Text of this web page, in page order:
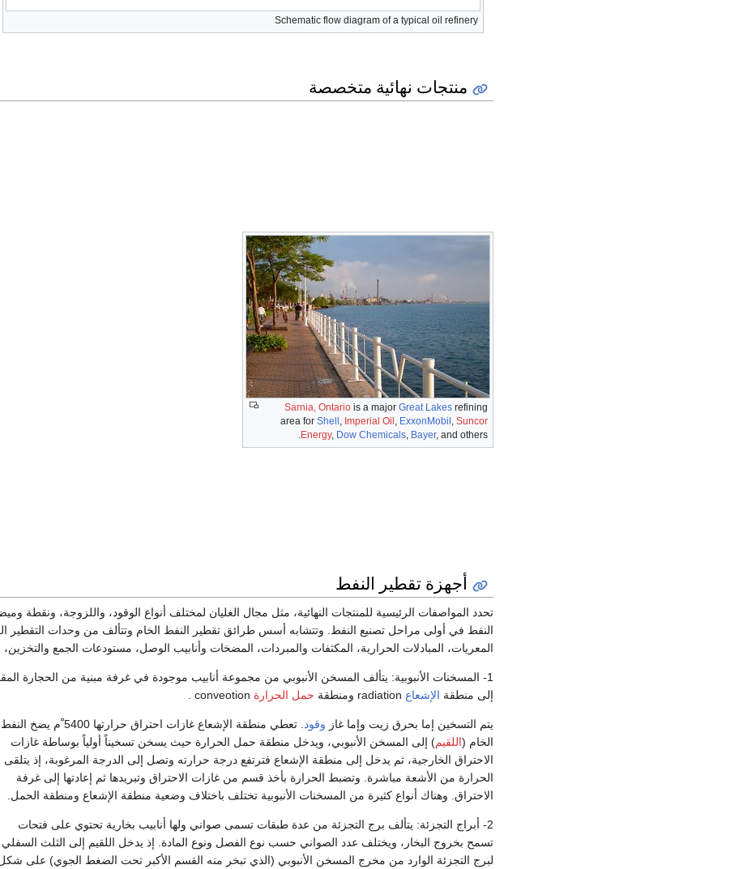
Schematic flow diagram of a typical oil refinery
منتجات نهائية متخصصة
Sarnia, Ontario is a major Great Lakes refining
area for Shell Imperial Oil ExxonMobil Suncor
Energy, Dow Chemicals Bayer, and others.
أجهزة تقطير النفط
تحدد المواصفات الرئيسية للمنتجات النهائية، مثل مجال الغليان لمختلف أنواع الوقود، واللزوجة، ونقطة
النفط في أولى مراحل تصنيع النفط. وتتشابه أسس طرائق تقطير النفط الخام وتتألف من وحدات التقطير
المعريات، المبادلات الحرارية، المكثفات والمبردات، المضخات وأنابيب الوصل، مستودعات الجمع
1- المسخنات الأنبوبية: يتألف المسخن الأنبوبي من مجموعة أنابيب موجودة في غرفة مبنية من الحجارة
إلى منطقة الإشعاع حمل الحرارة
يتم التسخين إما بحرق زيت وإما غاز وقود
. تعطي منطقة الإشعاع غازات احتراق حرارتها 5400 ْم يضخ النفط
الخام (اللقيم) إلى المسخن الأنبوبي، ويدخل منطقة حمل الحرارة حيث يسخن تسخيناً أولياً بوساطة غازات
الاحتراق الخارجية، ثم يدخل إلى منطقة الإشعاع فترتفع درجة حرارته وتصل إلى الدرجة المرغوبة، إذ يتلقى
الحرارة من الأشعة مباشرة. وتضبط الحرارة بأخذ قسم من غازات الاحتراق وتبريدها ثم إعادتها إلى غرفة
الاحتراق. وهناك أنواع كثيرة من المسخنات الأنبوبية تختلف باختلاف وضعية منطقة الإشعاع ومنطقة الحمل.
2- أبراج التجزئة: يتألف برج التجزئة من عدة طبقات تسمى صواني ولها أنابيب بخارية تحتوي على فتحات
تسمح بخروج البخار، ويختلف عدد الصواني حسب نوع الفصل ونوع المادة. إذ يدخل اللقيم إلى الثلث السفلي
لبرج التجزئة الوارد من مخرج المسخن الأنبوبي (الذي تبخر منه القسم الأكبر تحت الضغط الجوي) على